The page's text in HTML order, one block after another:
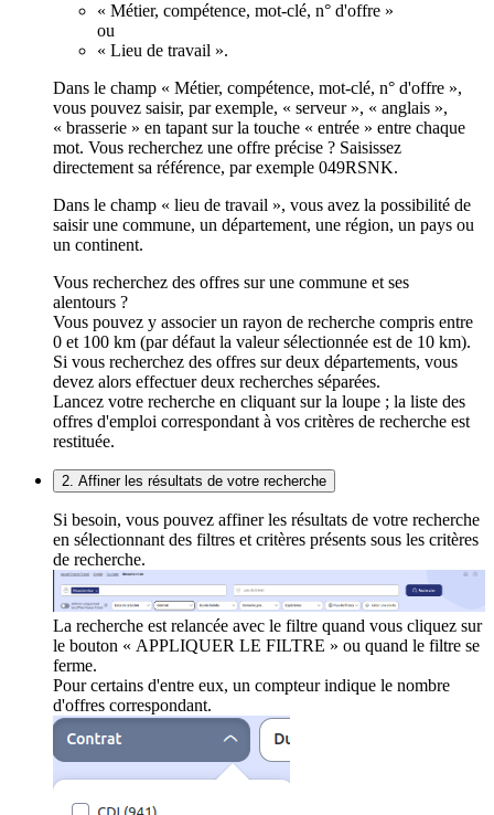
« Métier, compétence, mot-clé, n° d'offre »
ou
« Lieu de travail ».
Dans le champ « Métier, compétence, mot-clé, n° d'offre »,
vous pouvez saisir, par exemple, « serveur », « anglais »,
« brasserie » en tapant sur la touche « entrée » entre chaque
mot. Vous recherchez une offre précise ? Saisissez
directement sa référence, par exemple 049RSNK.
Dans le champ « lieu de travail », vous avez la possibilité de
saisir une commune, un département, une région, un pays ou
un continent.
Vous recherchez des offres sur une commune et ses
alentours ?
Vous pouvez y associer un rayon de recherche compris entre
0 et 100 km (par défaut la valeur sélectionnée est de 10 km).
Si vous recherchez des offres sur deux départements, vous
devez alors effectuer deux recherches séparées.
Lancez votre recherche en cliquant sur la loupe ; la liste des
offres d'emploi correspondant à vos critères de recherche est
restituée.
2. Affiner les résultats de votre recherche
Si besoin, vous pouvez affiner les résultats de votre recherche
en sélectionnant des filtres et critères présents sous les critères
de recherche.
La recherche est relancée avec le filtre quand vous cliquez sur
le bouton « APPLIQUER LE FILTRE » ou quand le filtre se
ferme.
Pour certains d'entre eux, un compteur indique le nombre
d'offres correspondant.